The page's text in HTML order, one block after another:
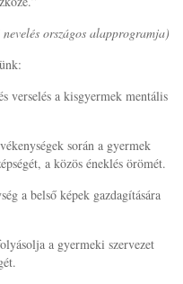
országos alapprogramja)
verselés a kisgyermek mentális
során a gyermek
a közös éneklés örömét.
a belső képek gazdagítására
a gyermeki szervezet